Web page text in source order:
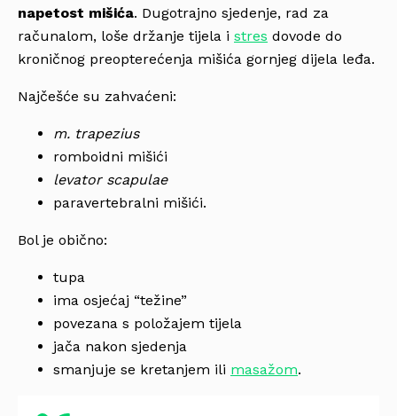
napetost mišića. Dugotrajno sjedenje, rad za
računalom, loše držanje tijela i stres dovode do
kroničnog preopterećenja mišića gornjeg dijela leđa.
Najčešće su zahvaćeni:
m. trapezius
romboidni mišići
levator scapulae
paravertebralni mišići.
Bol je obično:
tupa
ima osjećaj “težine”
povezana s položajem tijela
jača nakon sjedenja
smanjuje se kretanjem ili masažom.